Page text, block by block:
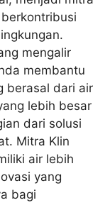
mengalir
membantu
berasal dari air
lebih besar
dari solusi
Mitra Klin
air lebih
yang
bagi